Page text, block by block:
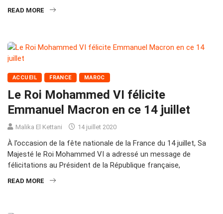
READ MORE
ACCUEIL FRANCE MAROC
Le Roi Mohammed VI félicite
Emmanuel Macron en ce 14 juillet
Malika El Kettani 14 juillet 2020
À l’occasion de la fête nationale de la France du 14 juillet, Sa
Majesté le Roi Mohammed VI a adressé un message de
félicitations au Président de la République française,
READ MORE